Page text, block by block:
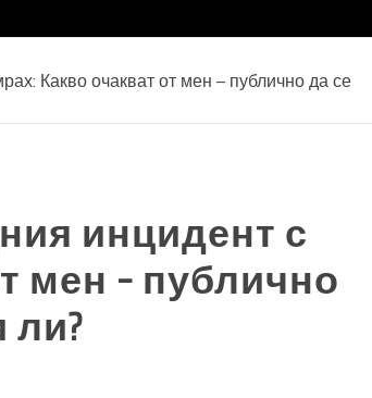
Какво очакват от мен – публично да се
инцидент с
мен – публично
ли?